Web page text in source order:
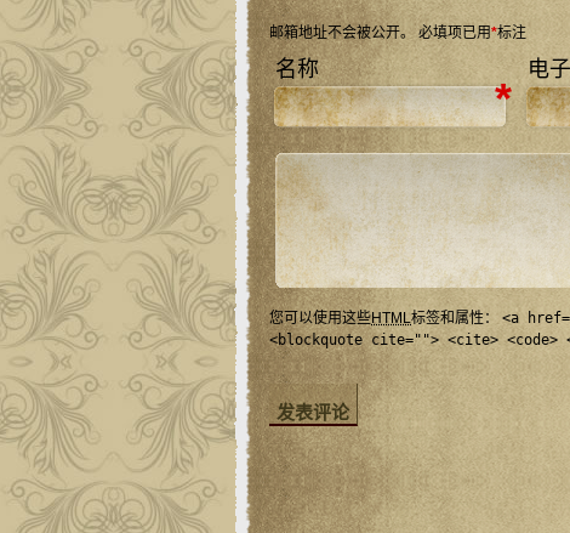
邮箱地址不会被公开。 必填项已用*标注
名称
*
电
您可以使用这些HTML标签和属性： <a
<blockquote cite=""> <cite>